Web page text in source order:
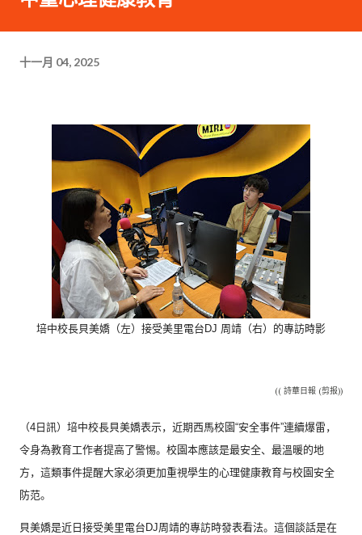
十一月 04, 2025
培中校長貝美嬌（左）接受美里電台DJ 周靖（右）的專訪時影
(( 詩華日報 (剪报))
（4日訊）培中校長貝美嬌表示，近期西馬校園“安全事件”連續爆雷，
令身為教育工作者提高了警惕。 校園本應該是最安全、最溫暖的地
方， 這類事件提醒大家必須更加重視學生的心理健康教育与校園安全
防范。
貝美嬌是近日接受美里電台DJ周靖的專訪時發表看法。 這個談話是在